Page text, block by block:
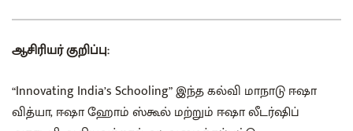
ஆசிரியர் குறிப்பு:
“Innovating India’s Schooling” இந்த கல்வி மாநாடு ஈஷா
வித்யா, ஈஷா ஹோம் ஸ்கூல் மற்றும் ஈஷா லீடர்ஷிப்